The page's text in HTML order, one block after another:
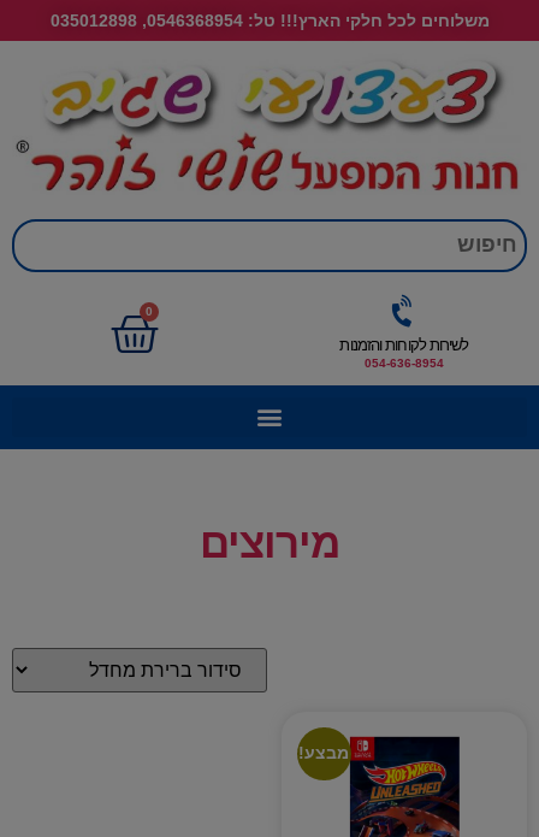
משלוחים לכל חלקי הארץ!!! טל: 0546368954, 035012898
לשירות לקוחות והזמנות
054-636-8954
0
מירוצים
מבצע!